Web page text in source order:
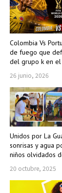
Colombia Vs
de fuego que
del grupo k en
26 junio, 2026
Unidos por La
sonrisas y agua
niños olvidados
20 octubre, 2025